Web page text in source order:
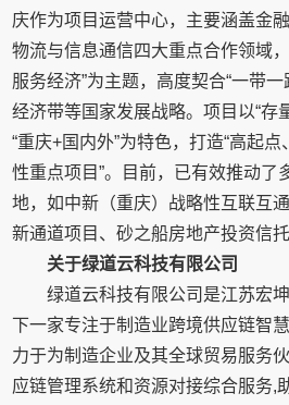
庆作为项目运营中心，主要涵盖金
物流与信息通信四大重点合作领域
服务经济”为主题，高度契合“一带
经济带等国家发展战略。项目以“存
“重庆+国内外”为特色，打造“高起
性重点项目”。目前，已有效推动了
地，如中新（重庆）战略性互联互
新通道项目、砂之船房地产投资信
关于绿道云科技有限公司
绿道云科技有限公司是江苏宏
下一家专注于制造业跨境供应链智
力于为制造企业及其全球贸易服务
应链管理系统和资源对接综合服务,